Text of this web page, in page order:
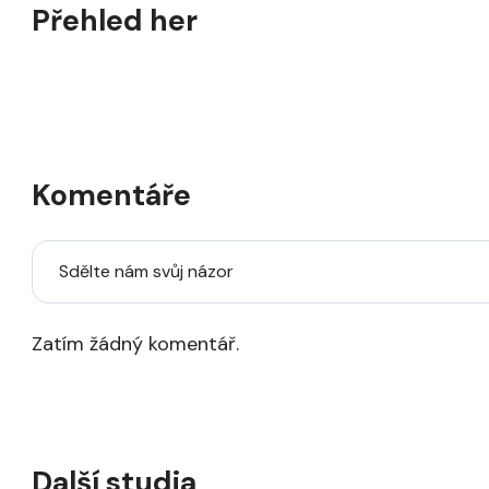
Přehled her
Komentáře
Sdělte nám svůj názor
Zatím žádný komentář.